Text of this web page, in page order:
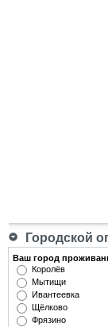
Городской
Ваш город
Королёв
Мытищи
Ивантеевка
Щёлково
Фрязино